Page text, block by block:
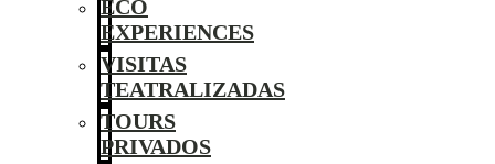
ECO
EXPERIENCES
VISITAS
TEATRALIZADAS
TOURS
PRIVADOS